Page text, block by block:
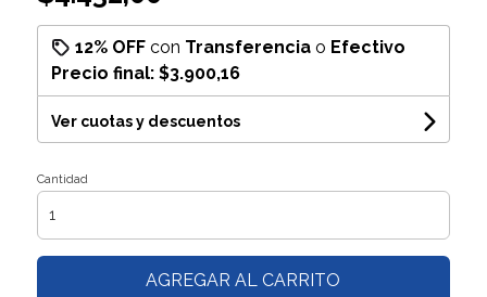
12% OFFcon Transferenciao Efectivo
Precio final: $3.900,16
Ver cuotas y descuentos
Cantidad
AGREGAR AL CARRITO